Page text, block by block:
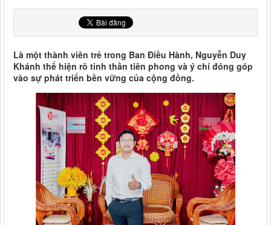
Là một thành viên trẻ trong Ban Điều Hành, Nguyễn Duy
Khánh thể hiện rõ tinh thần tiên phong và ý chí đóng góp
vào sự phát triển bền vững của cộng đồng.